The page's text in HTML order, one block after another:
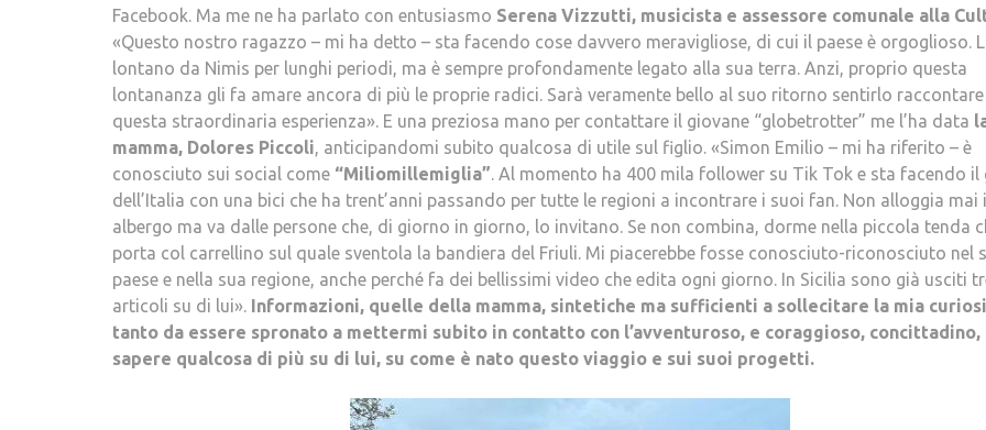
Facebook. Ma me ne ha parlato con entusiasmo Serena Vizzutti, musicista e assessore comunale alla
«Questo nostro ragazzo – mi ha detto – sta facendo cose davvero meravigliose, di cui il paese è orgoglioso.
lontano da Nimis per lunghi periodi, ma è sempre profondamente legato alla sua terra. Anzi, proprio questa
lontananza gli fa amare ancora di più le proprie radici. Sarà veramente bello al suo ritorno sentirlo
questa straordinaria esperienza». E una preziosa mano per contattare il giovane “globetrotter” me l’ha data
mamma, Dolores Piccoli, anticipandomi subito qualcosa di utile sul figlio. «Simon Emilio – mi ha riferito – è
conosciuto sui social come “Miliomillemiglia”. Al momento ha 400 mila follower su Tik Tok e sta facendo il
dell’Italia con una bici che ha trent’anni passando per tutte le regioni a incontrare i suoi fan. Non alloggia mai
albergo ma va dalle persone che, di giorno in giorno, lo invitano. Se non combina, dorme nella piccola tenda
porta col carrellino sul quale sventola la bandiera del Friuli. Mi piacerebbe fosse conosciuto-riconosciuto nel
paese e nella sua regione, anche perché fa dei bellissimi video che edita ogni giorno. In Sicilia sono già usciti
articoli su di lui». Informazioni, quelle della mamma, sintetiche ma sufficienti a sollecitare la mia
tanto da essere spronato a mettermi subito in contatto con l’avventuroso, e coraggioso, concittadino,
sapere qualcosa di più su di lui, su come è nato questo viaggio e sui suoi progetti.